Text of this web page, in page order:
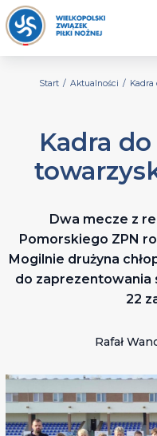
Start / Aktualności / Kadra
Kadra do
Dwa mecze z
Pomorskiego ZPN
Mogilnie drużyna
do zaprezentowania
22
Rafał